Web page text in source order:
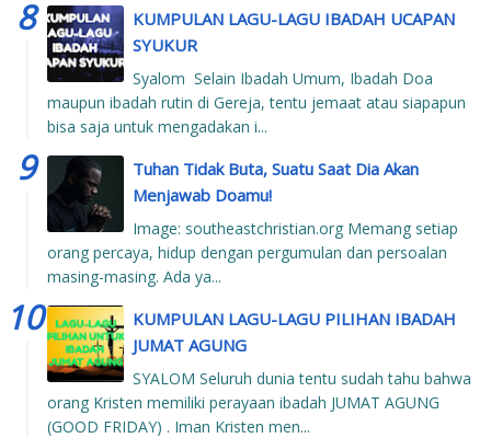
KUMPULAN LAGU-LAGU IBADAH UCAPAN
SYUKUR
Syalom Selain Ibadah Umum, Ibadah Doa
maupun ibadah rutin di Gereja, tentu jemaat atau siapapun
bisa saja untuk mengadakan i...
Tuhan Tidak Buta, Suatu Saat Dia Akan
Menjawab Doamu!
Image: southeastchristian.org Memang setiap
orang percaya, hidup dengan pergumulan dan persoalan
masing-masing. Ada ya...
KUMPULAN LAGU-LAGU PILIHAN IBADAH
JUMAT AGUNG
SYALOM Seluruh dunia tentu sudah tahu bahwa
orang Kristen memiliki perayaan ibadah JUMAT AGUNG
(GOOD FRIDAY) . Iman Kristen men...